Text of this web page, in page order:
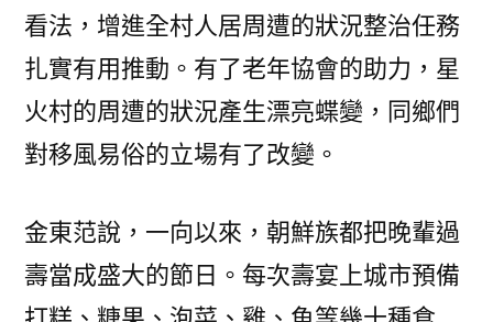
看法，增進全村人居周遭的狀況整治任務
扎實有用推動。有了老年協會的助力，星
火村的周遭的狀況產生漂亮蝶變，同鄉們
對移風易俗的立場有了改變。
金東范說，一向以來，朝鮮族都把晚輩過
壽當成盛大的節日。每次壽宴上城市預備